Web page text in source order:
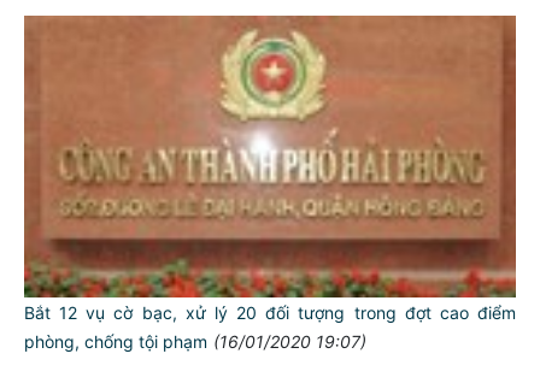
Bắt 12 vụ cờ bạc, xử lý 20 đối tượng trong đợt cao điểm
phòng, chống tội phạm (16/01/2020 19:07)
TƯ CÁCH
NGƯỜI CÔNG AN CÁCH MỆNH LÀ:
Đối với tự mình, phải
CẦN, KIỆM, LIÊM, CHÍNH
Đối với đồng sự, phải
THÂN ÁI GIÚP ĐỠ
Đối với chính phủ, phải
TUYỆT ĐỐI TRUNG THÀNH